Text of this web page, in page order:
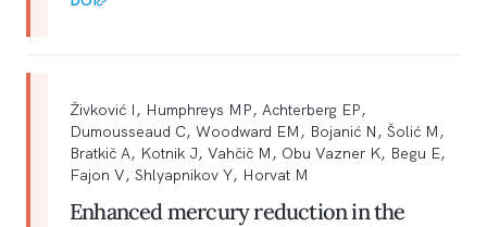
Živković I, Humphreys MP, Achterberg EP,
Dumousseaud C, Woodward EM, Bojanić N, Šolić M,
Bratkič A, Kotnik J, Vahčič M, Obu Vazner K, Begu E,
Fajon V, Shlyapnikov Y, Horvat M
Enhanced mercury reduction in the